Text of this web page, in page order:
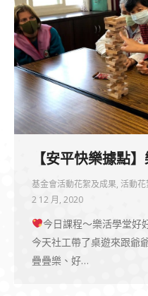
【安平快樂據點
基金會活動花絮及成果, 活動花
2 12 月, 2020
今日課程～樂活學堂好
今天社工帶了桌遊來跟爺
疊疊樂、好…